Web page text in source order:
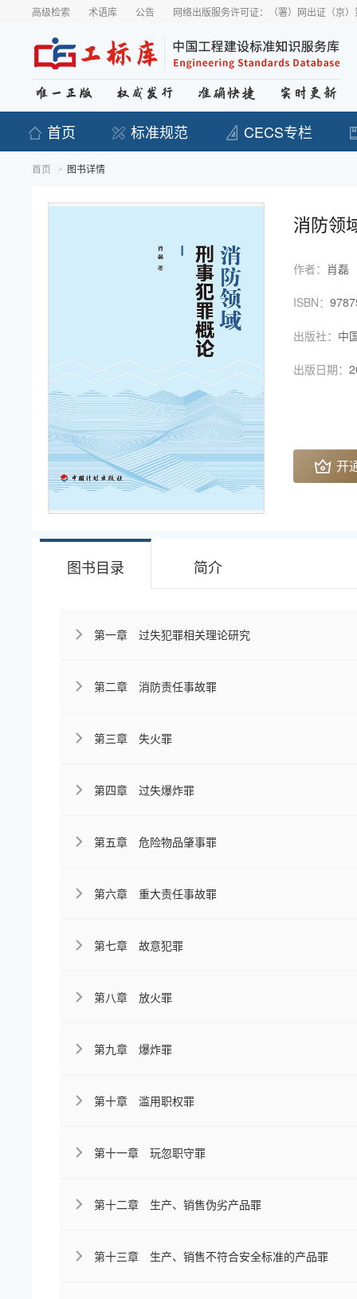
高级检索 术语库 公告 网络出版服务许可证：（署）网出证（京
首页 标准规范 CECS专栏
首页 > 图书详情
消防领
作者： 肖磊
ISBN：
出版社： 中
出版日期：
开
图书目录 简介
第一章 过失犯罪相关理论研究
第二章 消防责任事故罪
第三章 失火罪
第四章 过失爆炸罪
第五章 危险物品肇事罪
第六章 重大责任事故罪
第七章 故意犯罪
第八章 放火罪
第九章 爆炸罪
第十章 滥用职权罪
第十一章 玩忽职守罪
第十二章 生产、销售伪劣产品罪
第十三章 生产、销售不符合安全标准的产品罪